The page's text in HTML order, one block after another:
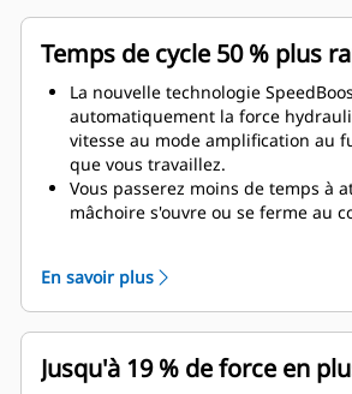
Temps de cycle 50 % plus
La nouvelle technologie
automatiquement la force
vitesse au mode amplification au
que vous travaillez.
Vous passerez moins de temps à
mâchoire s'ouvre ou se ferme au
La force d'écrasement/de coupe
appliquée dès que la mâchoire
avec le matériau.
En savoir plus
Jusqu'à 19 % de force en